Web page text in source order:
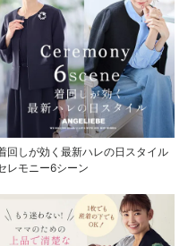
回しが効く最新ハレの日スタイル
レモニー6シーン